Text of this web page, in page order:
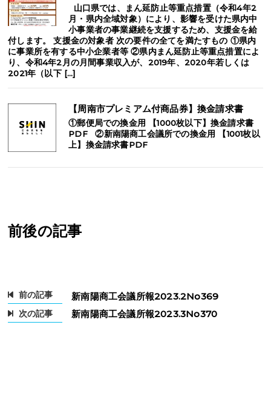
山口県では、まん延防止等重点措置（令和4年2
月・県内全域対象）により、影響を受けた県内中
小事業者の事業継続を支援するため、支援金を給
付します。 支援金の対象者 次の要件の全てを満たすもの ①県内
に事業所を有する中小企業者等 ②県内まん延防止等重点措置によ
り、令和4年2月の月間事業収入が、2019年、2020年若しくは
2021年（以下 […]
【周南市プレミアム付商品券】換金請求書
①郵便局での換金用 【1000枚以下】換金請求書
PDF ②新南陽商工会議所での換金用 【1001枚以
上】換金請求書PDF
前後の記事
前の記事 新南陽商工会議所報2023.2No369
次の記事 新南陽商工会議所報2023.3No370